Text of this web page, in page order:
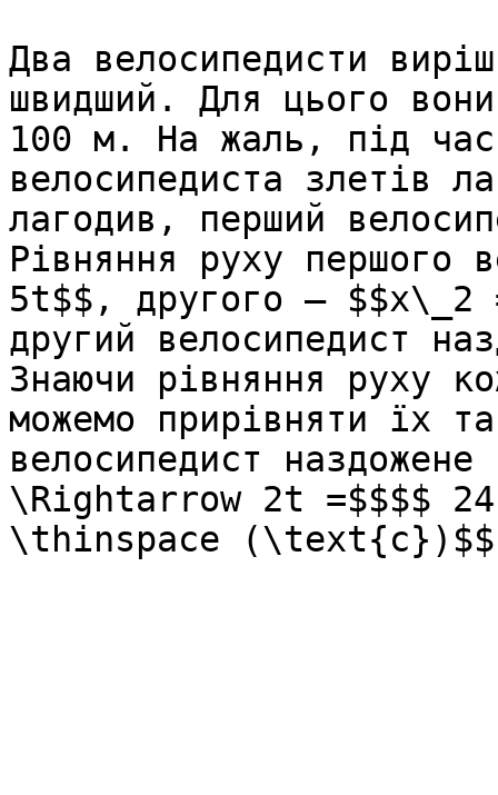
Два велосипедисти
швидший. Для цього
100 м. На жаль, під час
велосипедиста злетів
лагодив, перший
Рівняння руху першого
5t$$, другого – $$x\_2
другий велосипедист
Знаючи рівняння руху
можемо прирівняти їх
велосипедист
\Rightarrow 2t =$$$$